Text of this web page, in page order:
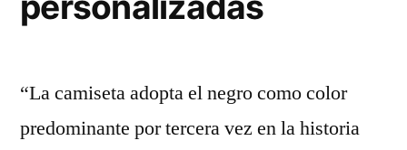
“La camiseta adopta el negro como color
predominante por tercera vez en la historia